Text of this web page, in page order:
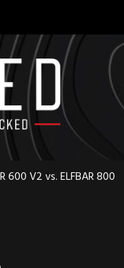
600 V2 vs. ELFBAR 800